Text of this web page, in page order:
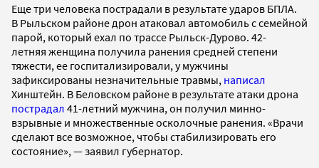
Еще три человека пострадали в результате ударов БПЛА.
В Рыльском районе дрон атаковал автомобиль с семейной
парой, который ехал по трассе Рыльск-Дурово. 42-
летняя женщина получила ранения средней степени
тяжести, ее госпитализировали, у мужчины
зафиксированы незначительные травмы, написал
Хинштейн. В Беловском районе в результате атаки дрона
пострадал 41-летний мужчина, он получил минно-
взрывные и множественные осколочные ранения. «Врачи
сделают все возможное, чтобы стабилизировать его
состояние», — заявил губернатор.